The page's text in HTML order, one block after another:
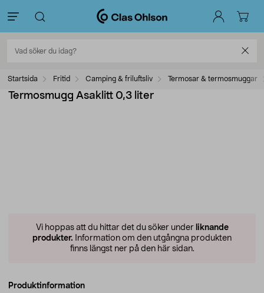
Startsida Fritid Camping & friluftsliv Termosar & termosmuggar
Termosmugg Asaklitt 0,3 liter
Vi hoppas att du hittar det du söker under liknande
produkter. Information om den utgångna produkten
finns längst ner på den här sidan.
Produktinformation